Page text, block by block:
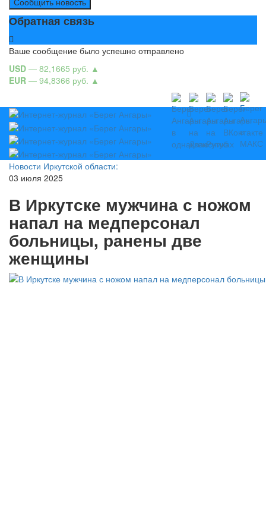
Обратная связь
Ваше сообщение было успешно отправлено
USD — 82,1665 руб. ▲
EUR — 94,8366 руб. ▲
Новости Иркутской области:
03 июля 2025
В Иркутске мужчина с ножом
напал на медперсонал
больницы, ранены две
женщины